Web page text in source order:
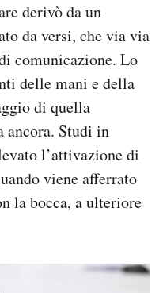
derivò da un
da versi, che via via
comunicazione. Lo
delle mani e della
di quella
ancora. Studi in
l’attivazione di
viene afferrato
la bocca, a ulteriore